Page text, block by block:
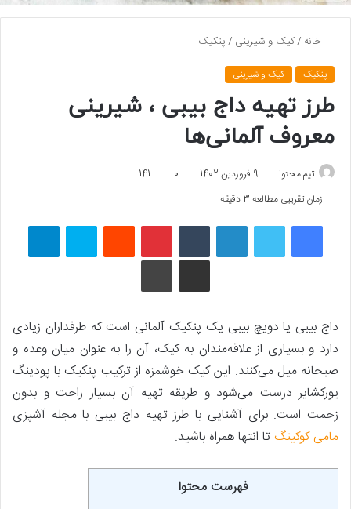
خانه /کیک و شیرینی /پنکیک
پنکیک کیک و شیرینی
طرز تهیه داج بیبی ، شیرینی
معروف آلمانی‌ها
تیم محتوا 9 فروردین 1402 0
141
زمان تقریبی مطالعه 3 دقیقه
فیسبوک توییتر لینکداین تامبلر پینتریستReddit اسکایپ تلگرام
اشتراک گذاری با ایمیل
چاپ
داج بیبی یا دویچ بیبی یک پنکیک آلمانی است که طرفداران زیادی
دارد و بسیاری از علاقه‌مندان به کیک، آن را به عنوان میان ‌وعده و
صبحانه میل می‌کنند. این کیک خوشمزه از ترکیب پنکیک با پودینگ
یورکشایر درست می‌شود و طریقه تهیه آن بسیار راحت و بدون
زحمت است. برای آشنایی با طرز تهیه داج بیبی با مجله آشپزی
مامی کوکینگتا انتها همراه باشید.
فهرست محتوا